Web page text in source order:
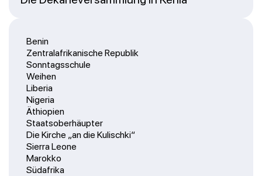
Benin
Zentralafrikanische Republik
Sonntagsschule
Weihen
Liberia
Nigeria
Äthiopien
Staatsoberhäupter
Die Kirche „an die Kulischki“
Sierra Leone
Marokko
Südafrika